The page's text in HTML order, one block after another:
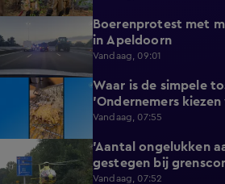
Boerenprotest met
in Apeldoorn
Vandaag, 09:01
Waar is de simpele
'Ondernemers
Vandaag, 07:55
'Aantal ongelukken
gestegen bij
Vandaag, 07:52